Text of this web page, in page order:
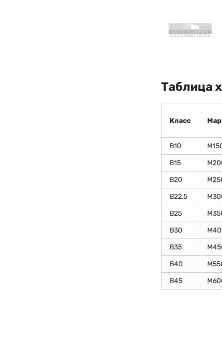
Таблица
Класс
В10
В15
В20
В22,5
В25
В30
В35
В40
В45